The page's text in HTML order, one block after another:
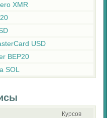
XMR
USD
BEP20
SOL
Курсов